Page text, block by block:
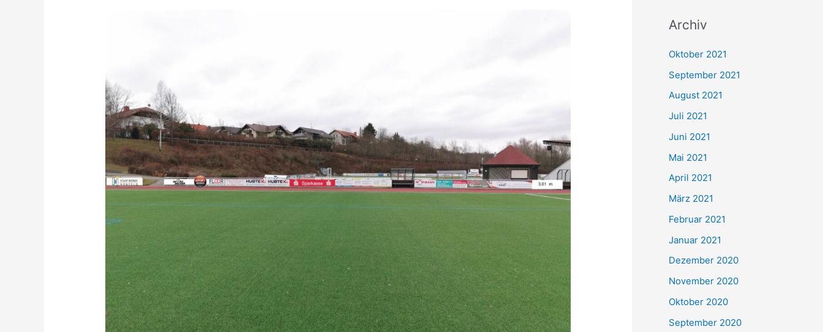
h
e
n
h
:
Archiv
Oktober 2021
September 2021
August 2021
Juli 2021
Juni 2021
Mai 2021
April 2021
März 2021
Februar 2021
Januar 2021
Dezember 2020
November 2020
Oktober 2020
September 2020